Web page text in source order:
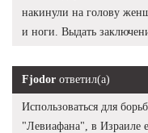
накинули на голову
и ноги. Выдать
Fjodor ответил(а)
Использоваться для
"Левиафана", в Израиле